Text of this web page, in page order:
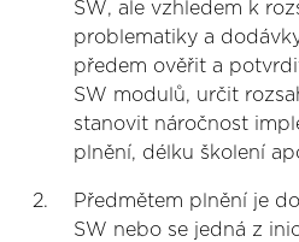
SW, ale vzhledem k
problematiky a
předem ověřit a
SW modulů, určit
stanovit náročnost
plnění, délku školení
Předmětem plnění je
SW nebo se jedná z